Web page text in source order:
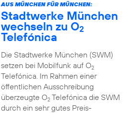
AUS MÜNCHEN FÜR MÜNCHEN:
Stadtwerke München
wechseln zu O2
Telefónica
Die Stadtwerke München (SWM)
setzen bei Mobilfunk auf O2
Telefónica. Im Rahmen einer
öffentlichen Ausschreibung
überzeugte O2Telefónica die SWM
durch ein sehr gutes Preis-